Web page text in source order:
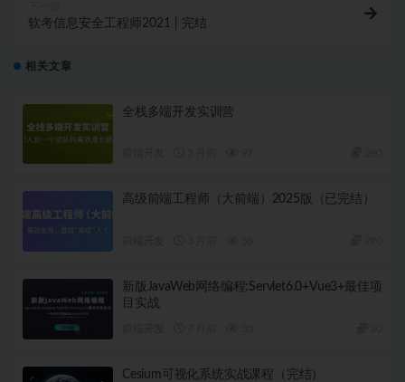
软考信息安全工程师2021 | 完结
相关文章
全栈多端开发实训营
高级前端工程师（大前端）2025版（已完结）
新版JavaWeb网络编程:Servlet6.0+Vue3+最佳项
目实战
Cesium可视化系统实战课程（完结）